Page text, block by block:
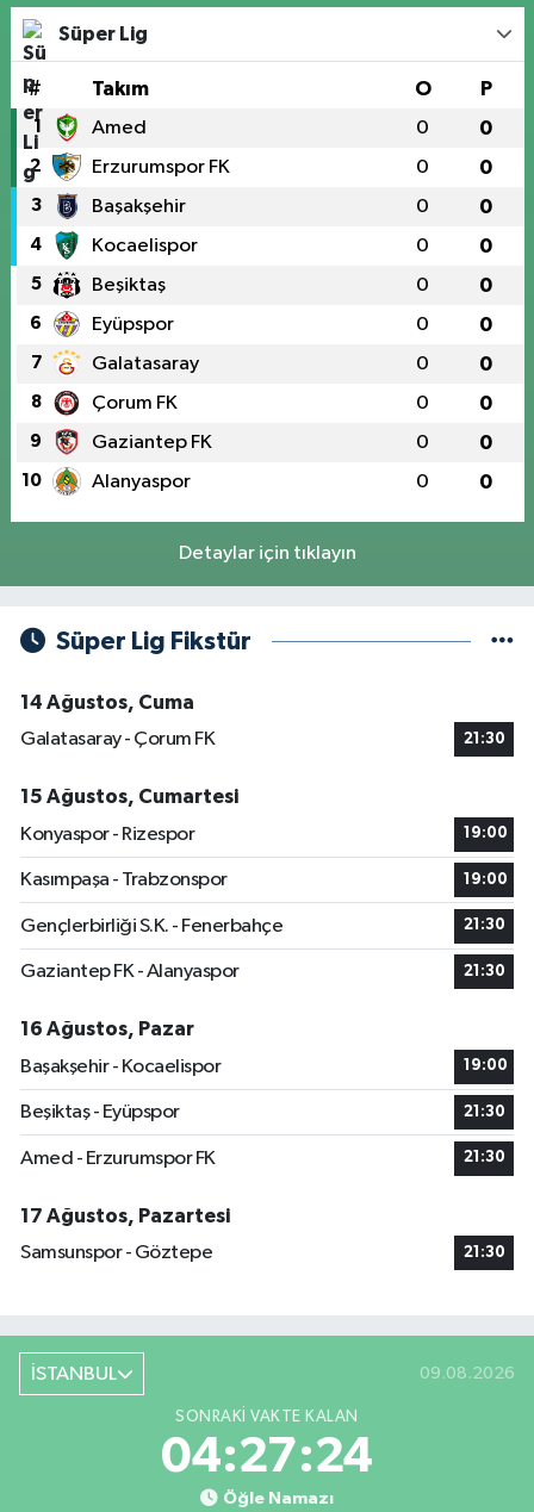
Süper Lig
# Takım O P
1 Amed 0 0
2 Erzurumspor FK 0 0
3 Başakşehir 0 0
4 Kocaelispor 0 0
5 Beşiktaş 0 0
6 Eyüpspor 0 0
7 Galatasaray 0 0
8 Çorum FK 0 0
9 Gaziantep FK 0 0
10 Alanyaspor 0 0
Detaylar için tıklayın
Süper Lig Fikstür
14 Ağustos, Cuma
Galatasaray - Çorum FK
21:30
15 Ağustos, Cumartesi
Konyaspor - Rizespor
19:00
Kasımpaşa - Trabzonspor 19:00
Gençlerbirliği S.K. - Fenerbahçe 21:30
Gaziantep FK - Alanyaspor 21:30
16 Ağustos, Pazar
Başakşehir - Kocaelispor
19:00
Beşiktaş - Eyüpspor 21:30
Amed - Erzurumspor FK 21:30
17 Ağustos, Pazartesi
Samsunspor - Göztepe
21:30
İSTANBUL 09.08.2026
SONRAKI VAKTE KALAN
04:27:24
Öğle Namazı